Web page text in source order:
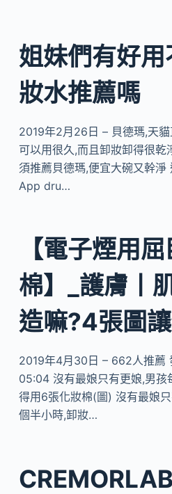
姐妹們有好
妝水推薦嗎
2019年2月26日 – 貝德瑪,天
可以用很久,而且卸妝卸得很
須推薦貝德瑪,便宜大碗又幹
App dru…
【電子煙用
棉】_護膚丨
造嘛?4張圖
2019年4月30日 – 662人推薦
05:04 沒有最娘只有更娘,男孩
得用6張化妝棉(圖) 沒有最娘
個半小時,卸妝…